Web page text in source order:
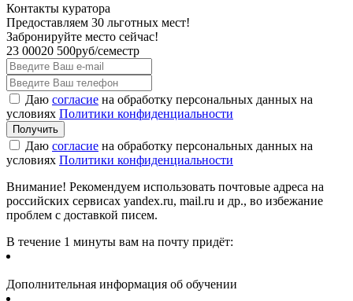
Контакты куратора
Предоставляем 30 льготных мест!
Забронируйте место сейчас!
23 00020 500руб/семестр
Даю согласие на обработку персональных данных на
условиях Политики конфиденциальности
Даю согласие на обработку персональных данных на
условиях Политики конфиденциальности
Внимание! Рекомендуем использовать почтовые адреса на
российских сервисах yandex.ru, mail.ru и др., во избежание
проблем с доставкой писем.
В течение 1 минуты вам на почту придёт:
Дополнительная информация об обучении